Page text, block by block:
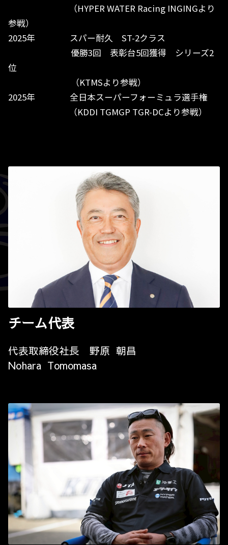
（HYPER WATER Racing INGINGより
参戦）
2025年 スパー耐久 ST-2クラス
優勝3回 表彰台5回獲得 シリーズ2
位
（KTMSより参戦）
2025年 全日本スーパーフォーミュラ選手権
（KDDI TGMGP TGR-DCより参戦）
チーム代表
代表取締役社長 野原 朝昌
Nohara Tomomasa